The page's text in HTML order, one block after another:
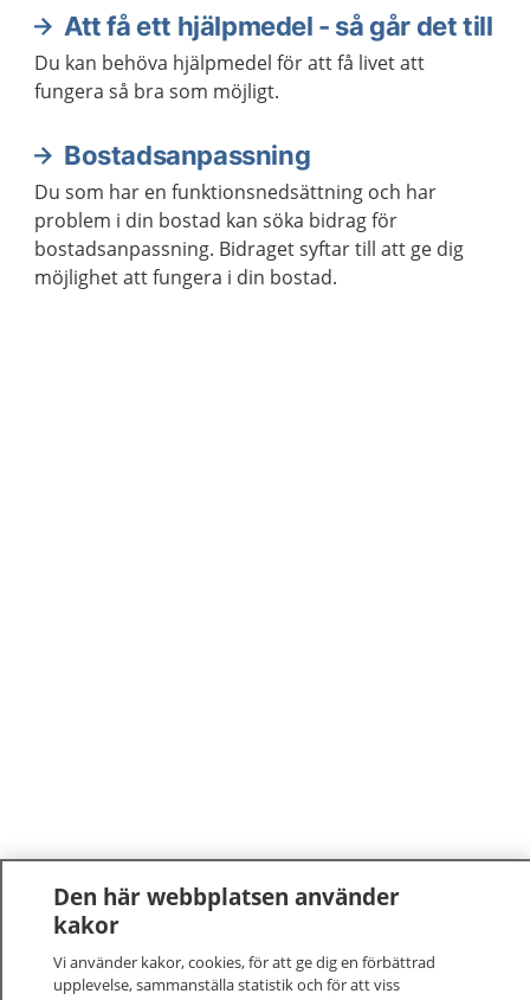
Att få ett hjälpmedel - så går det till
Du kan behöva hjälpmedel för att få livet att
fungera så bra som möjligt.
Bostadsanpassning
Du som har en funktionsnedsättning och har
problem i din bostad kan söka bidrag för
bostadsanpassning. Bidraget syftar till att ge dig
möjlighet att fungera i din bostad.
Den här webbplatsen använder
kakor
Vi använder kakor, cookies, för att ge dig en förbättrad
upplevelse, sammanställa statistik och för att viss